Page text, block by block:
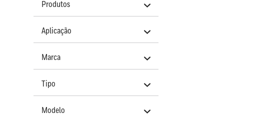
Produtos
Aplicação
Marca
Tipo
Modelo